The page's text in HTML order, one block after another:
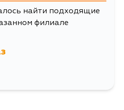
найти подходящие
филиале